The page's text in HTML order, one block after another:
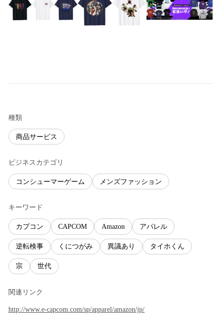
種類
商品サービス
ビジネスカテゴリ
コンシューマーゲーム メンズファッション
キーワード
カプコン CAPCOM Amazon アパレル
逆転検事 くにつがみ 異議あり タイホくん
宗 世代
関連リンク
http://www.e-capcom.com/sp/apparel/amazon/jp/